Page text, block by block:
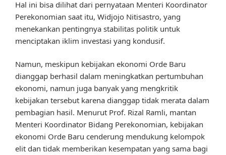
Hal ini bisa dilihat dari pernyataan Menteri Koordinator
Perekonomian saat itu, Widjojo Nitisastro, yang
menekankan pentingnya stabilitas politik untuk
menciptakan iklim investasi yang kondusif.
Namun, meskipun kebijakan ekonomi Orde Baru
dianggap berhasil dalam meningkatkan pertumbuhan
ekonomi, namun juga banyak yang mengkritik
kebijakan tersebut karena dianggap tidak merata dalam
pembagian hasil. Menurut Prof. Rizal Ramli, mantan
Menteri Koordinator Bidang Perekonomian, kebijakan
ekonomi Orde Baru cenderung mendukung kelompok
elit dan tidak memberikan kesempatan yang sama bagi